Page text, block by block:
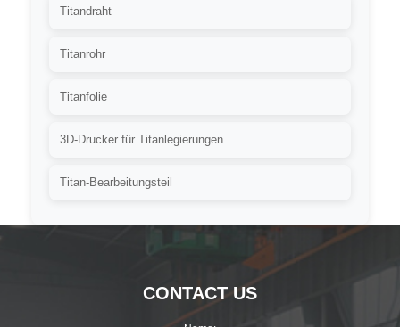
Titandraht
Titanrohr
Titanfolie
3D-Drucker für Titanlegierungen
Titan-Bearbeitungsteil
CONTACT US